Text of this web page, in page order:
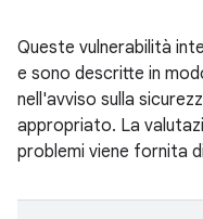
Queste vulnerabilità
e sono descritte in
nell'avviso sulla
appropriato. La
problemi viene fornita